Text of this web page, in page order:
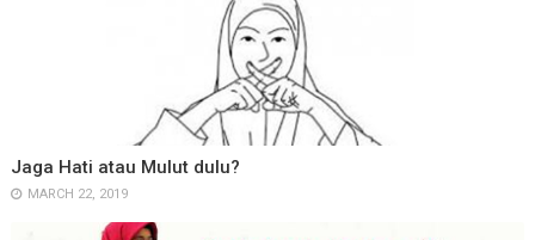
Jaga Hati atau Mulut dulu?
MARCH 22, 2019